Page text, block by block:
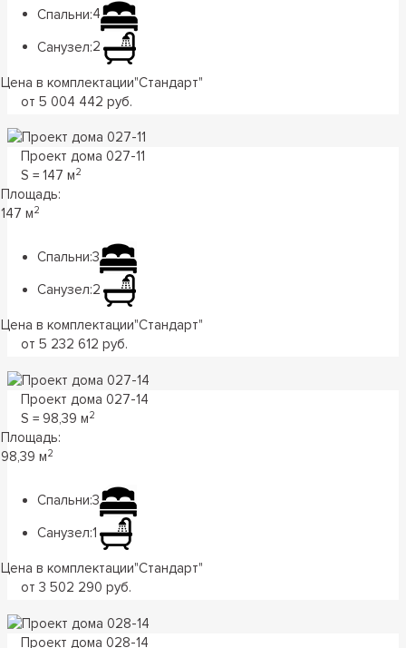
Спальни:4
Санузел:2
Цена в комплектации"Стандарт"
от 5 004 442 руб.
Проект дома 027-11
S = 147 м2
Площадь:
147 м2
Спальни:3
Санузел:2
Цена в комплектации"Стандарт"
от 5 232 612 руб.
Проект дома 027-14
S = 98,39 м2
Площадь:
98,39 м2
Спальни:3
Санузел:1
Цена в комплектации"Стандарт"
от 3 502 290 руб.
Проект дома 028-14